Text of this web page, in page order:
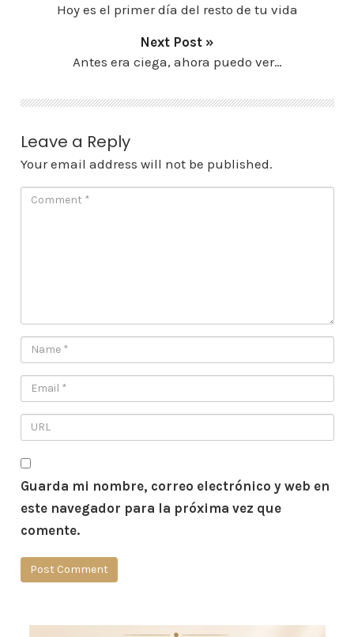
Hoy es el primer día del resto de tu vida
Next Post »
Antes era ciega, ahora puedo ver…
Leave a Reply
Your email address will not be published.
Guarda mi nombre, correo electrónico y web en
este navegador para la próxima vez que
comente.